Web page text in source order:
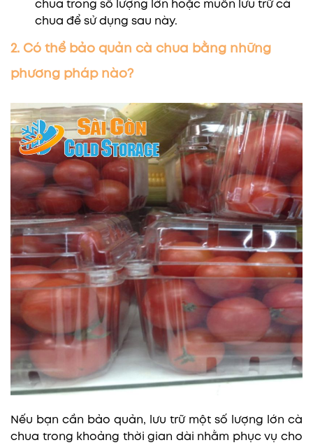
chua trong số lượng lớn hoặc muốn lưu trữ cà
chua để sử dụng sau này.
2. Có thể bảo quản cà chua bằng những
phương pháp nào?
Nếu bạn cần bảo quản, lưu trữ một số lượng lớn cà
chua trong khoảng thời gian dài nhằm phục vụ cho